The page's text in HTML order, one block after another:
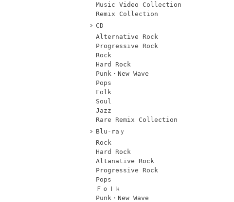
Music Video Collection
Remix Collection
CD
Alternative Rock
Progressive Rock
Rock
Hard Rock
Punk・New Wave
Pops
Folk
Soul
Jazz
Rare Remix Collection
Blu-raｙ
Rock
Hard Rock
Altanative Rock
Progressive Rock
Pops
Ｆｏｌｋ
Punk・New Wave